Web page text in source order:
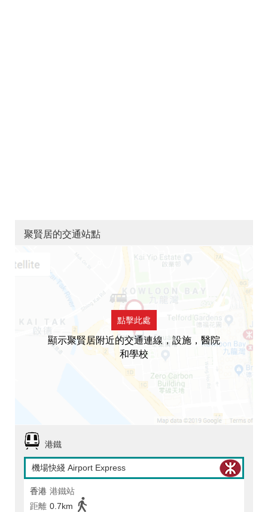
聚賢居的交通站點
點擊此處
顯示聚賢居附近的交通連線，設施，醫院
和學校
港鐵
機場快綫 Airport Express
香港 港鐵站
距離 0.7km